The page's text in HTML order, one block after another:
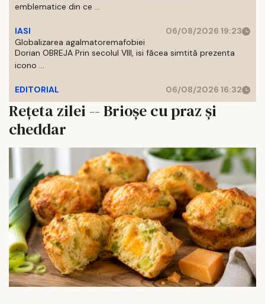
emblematice din ce ...
IASI
06/08/2026 19:23
Globalizarea agalmatoremafobiei
Dorian OBREJA Prin secolul VIII, isi făcea simtită prezenta
icono ...
EDITORIAL 06/08/2026 16:32
Rețeta zilei -- Brioșe cu praz și
cheddar